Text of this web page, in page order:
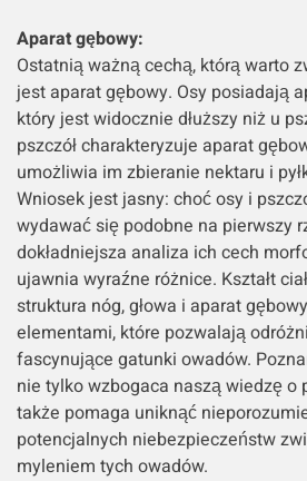
Aparat gębowy:
Ostatnią ważną cechą, którą warto
jest aparat gębowy. Osy posiadają
który jest widocznie dłuższy niż u
pszczół charakteryzuje aparat
umożliwia im zbieranie nektaru i
Wniosek jest jasny: choć osy i
wydawać się podobne na pierwszy
dokładniejsza analiza ich cech
ujawnia wyraźne różnice. Kształt
struktura nóg, głowa i aparat
elementami, które pozwalają
fascynujące gatunki owadów.
nie tylko wzbogaca naszą wiedzę o
także pomaga uniknąć
potencjalnych niebezpieczeństw
myleniem tych owadów.